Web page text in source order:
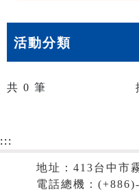
活動分類
共 0 筆
:::
地址：413台中市
電話總機：